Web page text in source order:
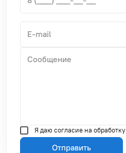
Я даю согласие на обработку
Отправить